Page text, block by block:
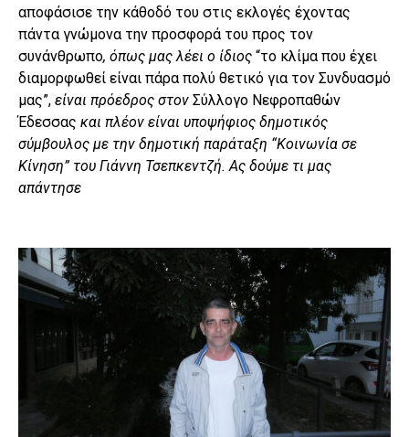
αποφάσισε την κάθοδό του στις εκλογές έχοντας
πάντα γνώμονα την προσφορά του προς τον
συνάνθρωπο, όπως μας λέει ο ίδιος “το κλίμα που έχει
διαμορφωθεί είναι πάρα πολύ θετικό για τον Συνδυασμό
μας”, είναι πρόεδρος στον Σύλλογο Νεφροπαθών
Έδεσσας και πλέον είναι υποψήφιος δημοτικός
σύμβουλος με την δημοτική παράταξη “Κοινωνία σε
Κίνηση” του Γιάννη Τσεπκεντζή. Ας δούμε τι μας
απάντησε